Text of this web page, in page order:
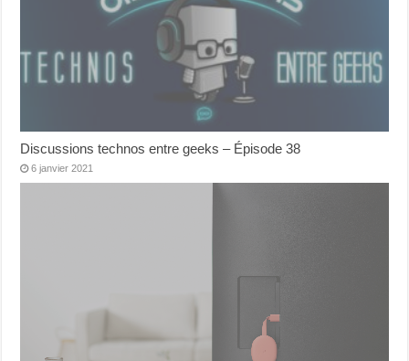
Discussions technos entre geeks – Épisode 38
6 janvier 2021